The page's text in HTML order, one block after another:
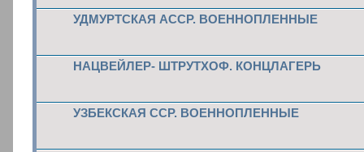
УДМУРТСКАЯ АССР. ВОЕННОПЛЕННЫЕ
НАЦВЕЙЛЕР- ШТРУТХОФ. КОНЦЛАГЕРЬ
УЗБЕКСКАЯ ССР. ВОЕННОПЛЕННЫЕ